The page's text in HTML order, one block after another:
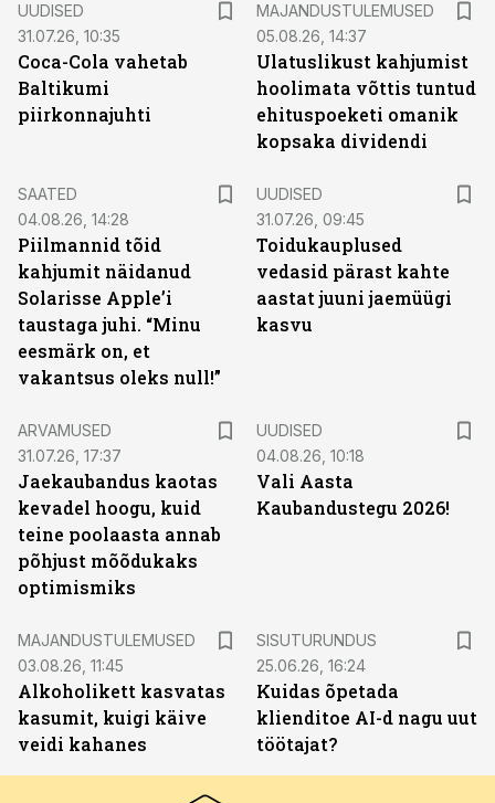
UUDISED
31.07.26, 10:35
Coca-Cola vahetab
Baltikumi
piirkonnajuhti
MAJANDUSTULEMUSED
05.08.26, 14:37
Ulatuslikust kahjumist
hoolimata võttis tuntud
ehituspoeketi omanik
kopsaka dividendi
SAATED
04.08.26, 14:28
Piilmannid tõid
kahjumit näidanud
Solarisse Apple’i
taustaga juhi. “Minu
eesmärk on, et
vakantsus oleks null!”
UUDISED
31.07.26, 09:45
Toidukauplused
vedasid pärast kahte
aastat juuni jaemüügi
kasvu
ARVAMUSED
31.07.26, 17:37
Jaekaubandus kaotas
kevadel hoogu, kuid
teine poolaasta annab
põhjust mõõdukaks
optimismiks
UUDISED
04.08.26, 10:18
Vali Aasta
Kaubandustegu 2026!
MAJANDUSTULEMUSED
03.08.26, 11:45
Alkoholikett kasvatas
kasumit, kuigi käive
veidi kahanes
SISUTURUNDUS
25.06.26, 16:24
Kuidas õpetada
klienditoe AI-d nagu uut
töötajat?